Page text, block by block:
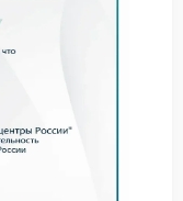
не
можно
все
APC на 10
данные снова не